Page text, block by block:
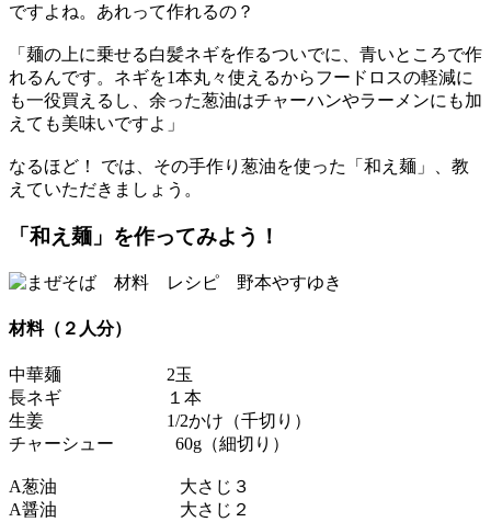
ですよね。あれって作れるの？
「麺の上に乗せる白髪ネギを作るついでに、青いところで作
れるんです。ネギを1本丸々使えるからフードロスの軽減に
も一役買えるし、余った葱油はチャーハンやラーメンにも加
えても美味いですよ」
なるほど！ では、その手作り葱油を使った「和え麺」、教
えていただきましょう。
「和え麺」を作ってみよう！
材料（２人分）
中華麺 2玉
長ネギ １本
生姜 1/2かけ（千切り）
チャーシュー 60g（細切り）
A葱油 大さじ３
A醤油 大さじ２